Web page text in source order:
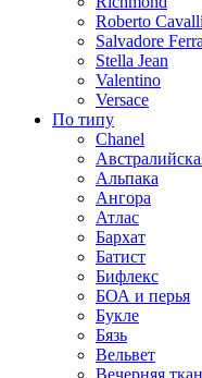
Roberto Cavalli
Salvadore
Stella Jean
Valentino
Versace
По типу
Chanel
Альпака
Ангора
Атлас
Бархат
Батист
Бифлекс
БОА и перья
Букле
Бязь
Вельвет
Вечерняя